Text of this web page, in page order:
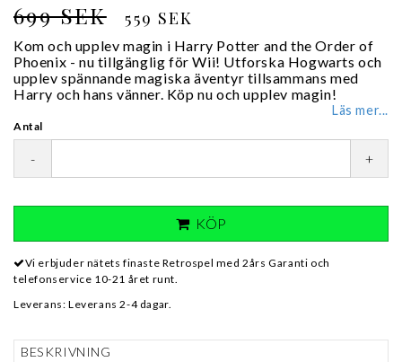
699 SEK 559 SEK
Kom och upplev magin i Harry Potter and the Order of
Phoenix - nu tillgänglig för Wii! Utforska Hogwarts och
upplev spännande magiska äventyr tillsammans med
Harry och hans vänner. Köp nu och upplev magin!
Läs mer...
Antal
- +
KÖP
Vi erbjuder nätets finaste Retrospel med 2års Garanti och
telefonservice 10-21 året runt.
Leverans: Leverans 2-4 dagar.
BESKRIVNING